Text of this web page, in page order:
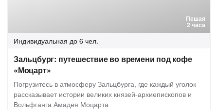
Пешая
2 часа
Индивидуальная до 6 чел.
Зальцбург: путешествие во времени под кофе
«Моцарт»
Погрузитесь в атмосферу Зальцбурга, где каждый уголок
рассказывает истории великих князей-архиепископов и
Вольфганга Амадея Моцарта